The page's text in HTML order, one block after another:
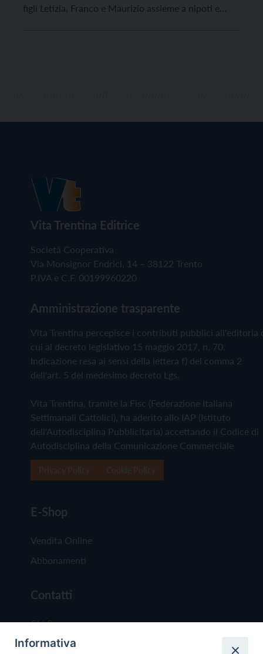
figli Letizia, Franco e Maurizio assieme a nipoti e
Vita Trentina Editrice
Società Cooperativa
Via Monsignor Endrici, 14 – 38122 Trento
P.IVA e C.F. 00199960220
Amministrazione trasparente
Vita Trentina percepisce i contributi pubblici all'editoria
cui al decreto legislativo 15 maggio 2017, n. 70.
Indicazione resa ai sensi della lettera f) del comma 2
dell'art. 5 del medesimo decreto Lgs.
Vita Trentina, tramite la Fisc (Federazione Italiana
Settimanali Cattolici), ha aderito allo IAP (Istituto
dell'Autodisciplina Pubblicitaria) accettando il Codice di
Autodisciplina della Comunicazione Commerciale
E-Shop
Vendita Online
Abbonamenti
Contatti
Chi Siamo
Redazione
Informativa